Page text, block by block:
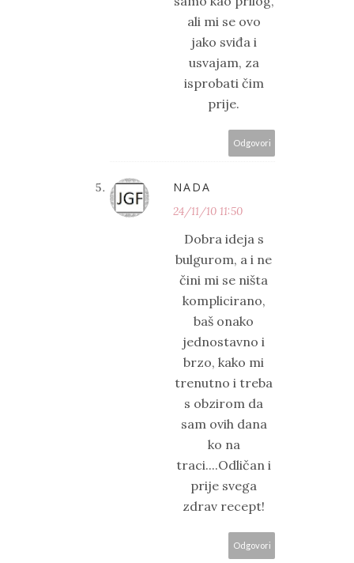
ali mi se ovo
jako sviđa i
usvajam, za
isprobati čim
prije.
Odgovori
NADA
24/11/10 11:50
Dobra ideja s
bulgurom, a i ne
čini mi se ništa
komplicirano,
baš onako
jednostavno i
brzo, kako mi
trenutno i treba
s obzirom da
sam ovih dana
ko na
traci....Odličan i
prije svega
zdrav recept!
Odgovori